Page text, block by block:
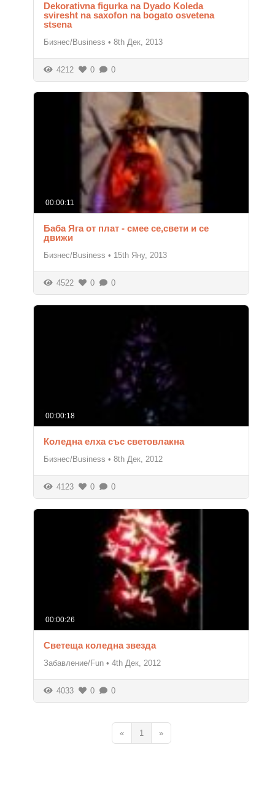
Dekorativna figurka na Dyado Koleda
sviresht na saxofon na bogato osvetena
stsena
Бизнес/Business • 8th Дек, 2013
4212 0 0
00:00:11
Баба Яга от плат - смее се,свети и се
движи
Бизнес/Business • 15th Яну, 2013
4522 0 0
00:00:18
Коледна елха със световлакна
Бизнес/Business • 8th Дек, 2012
4123 0 0
00:00:26
Светеща коледна звезда
Забавление/Fun • 4th Дек, 2012
4033 0 0
« 1 »